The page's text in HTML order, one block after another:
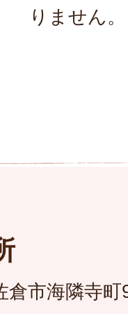
りません。
倉市海隣寺町